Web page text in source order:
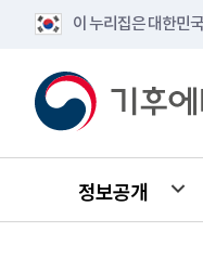
이 누리집은 대한민
정보공개